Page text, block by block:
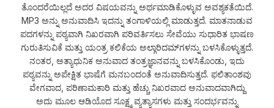
ತೊಂದರೆಯಿಲ್ಲದೆ ಅದರ ವಿಷಯವನ್ನು ಅರ್ಥಮಾಡಿಕೊಳ್ಳುವ ಅವಶ್ಯಕತೆಯಿದೆ.
MP3 ಅನ್ನು ಅನುವಾದಿಸಿ ಇದನ್ನು ತಂಗಾಳಿಯಲ್ಲಿ ಮಾಡುತ್ತದೆ. ಮಾತನಾಡುವ
ಪದಗಳನ್ನು ಪಠ್ಯವಾಗಿ ನಿಖರವಾಗಿ ಪರಿವರ್ತಿಸಲು ಸೇವೆಯು ಸುಧಾರಿತ ಭಾಷಣ
ಗುರುತಿಸುವಿಕೆ ಮತ್ತು ಯಂತ್ರ ಕಲಿಕೆಯ ಅಲ್ಗಾರಿದಮ್‌ಗಳನ್ನು ಬಳಸಿಕೊಳ್ಳುತ್ತದೆ.
ನಂತರ, ಅತ್ಯಾಧುನಿಕ ಅನುವಾದ ತಂತ್ರಜ್ಞಾನವನ್ನು ಬಳಸಿಕೊಂಡು, ಇದು
ಪಠ್ಯವನ್ನು ಅಪೇಕ್ಷಿತ ಭಾಷೆಗೆ ಮನಬಂದಂತೆ ಅನುವಾದಿಸುತ್ತದೆ. ಫಲಿತಾಂಶವು
ವೇಗವಾದ, ಪರಿಣಾಮಕಾರಿ ಮತ್ತು ಹೆಚ್ಚು ನಿಖರವಾದ ಅನುವಾದವಾಗಿದ್ದು
ಅದು ಮೂಲ ಆಡಿಯೊದ ಸೂಕ್ಷ್ಮ ವ್ಯತ್ಯಾಸಗಳು ಮತ್ತು ಸಂದರ್ಭವನ್ನು